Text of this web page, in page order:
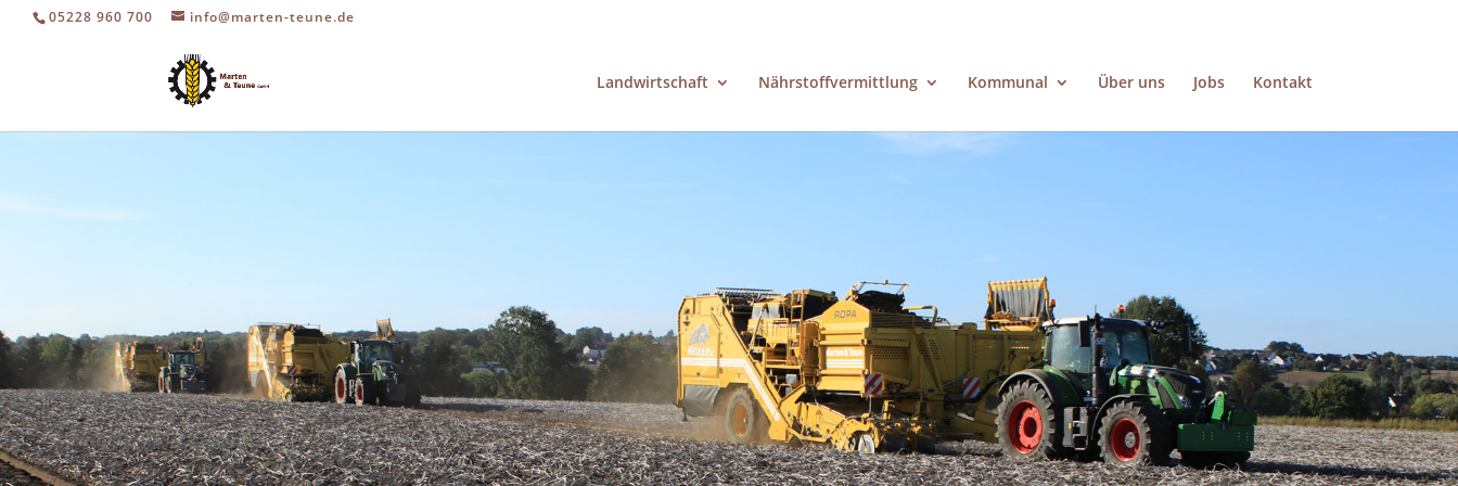
05228 960 700 info@marten-teune.de
Landwirtschaft Nährstoffvermittlung Kommunal Über uns Jobs Kontakt